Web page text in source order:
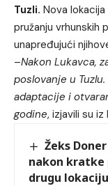
Tuzli. Nova
pružanju vrhunskih
unapređujući
–Nakon Lukavca,
poslovanje u
adaptacije i
godine, izjavili su iz
Žeks
nakon kratke
drugu lokaciju